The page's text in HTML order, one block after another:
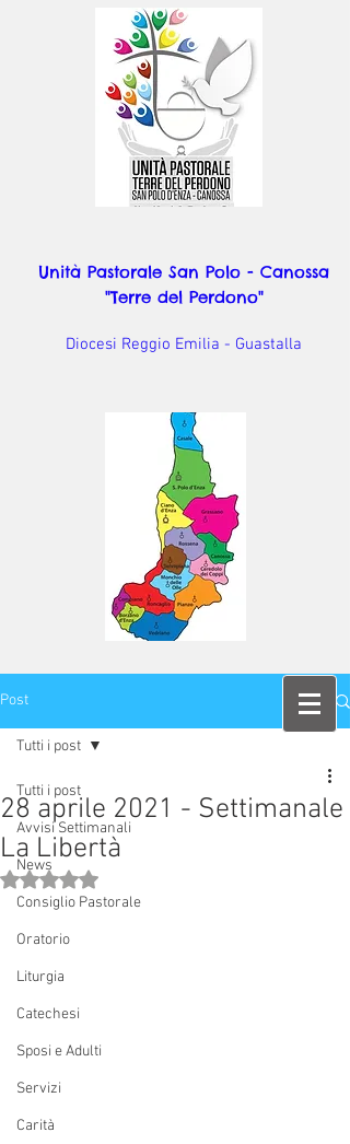
Unità Pastorale San Polo - Canossa
"Terre del Perdono"
Diocesi Reggio Emilia - Guastalla
Post
Tutti i post
Avvisi Settimanali
News
Consiglio Pastorale
Oratorio
Liturgia
Catechesi
Sposi e Adulti
Servizi
Carità
Tutti i post
28 aprile 2021 - Settimanale
La Libertà
Valutazione NaN stelle su 5.